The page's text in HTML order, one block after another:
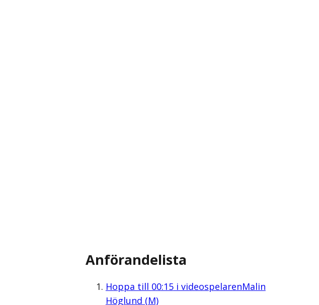
Anförandelista
Hoppa till 00:15i videospelarenMalin
Höglund (M)